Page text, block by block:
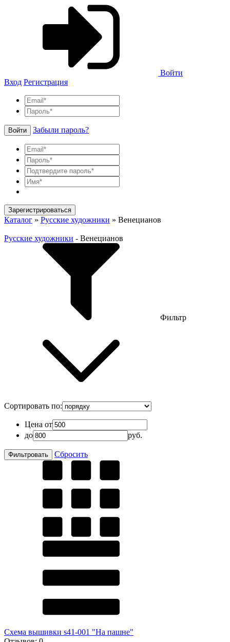
Войти
Вход Регистрация
Войти Забыли пароль?
Зарегистрироваться
Каталог » Русские художники » Венецианов
Русские художники - Венецианов
Фильтр
Сортировать по:
Цена от
до
руб.
Сбросить
Схема вышивки s41-001 "На пашне"